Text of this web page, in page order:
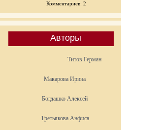
Комментариев: 2
Авторы
Титов Герман
Макарова Ирина
Богдашко Алексей
Третьякова Анфиса